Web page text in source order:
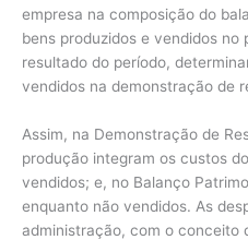
empresa na composição do
bens produzidos e vendidos no
resultado do período,
vendidos na demonstração de
Assim, na Demonstração de
produção integram os custos
vendidos; e, no Balanço
enquanto não vendidos. As
administração, com o conceito